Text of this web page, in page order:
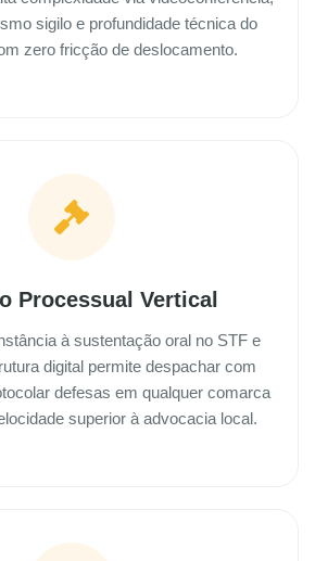
sigilo e profundidade técnica do
zero fricção de deslocamento.
Processual Vertical
à sustentação oral no STF e
digital permite despachar com
defesas em qualquer comarca
superior à advocacia local.